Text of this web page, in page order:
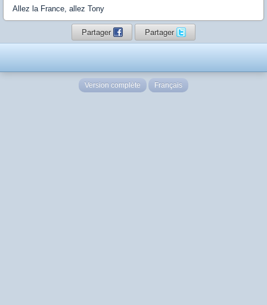
Allez la France, allez Tony
Partager Partager
Version complète Français